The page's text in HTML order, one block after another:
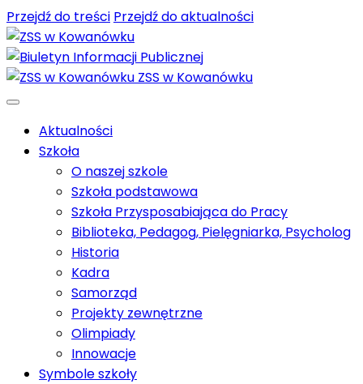
Przejdź do treści Przejdź do aktualności
ZSS w Kowanówku
Aktualności
Szkoła
O naszej szkole
Szkoła podstawowa
Szkoła Przysposabiająca do Pracy
Biblioteka, Pedagog, Pielęgniarka, Psycholog
Historia
Kadra
Samorząd
Projekty zewnętrzne
Olimpiady
Innowacje
Symbole szkoły